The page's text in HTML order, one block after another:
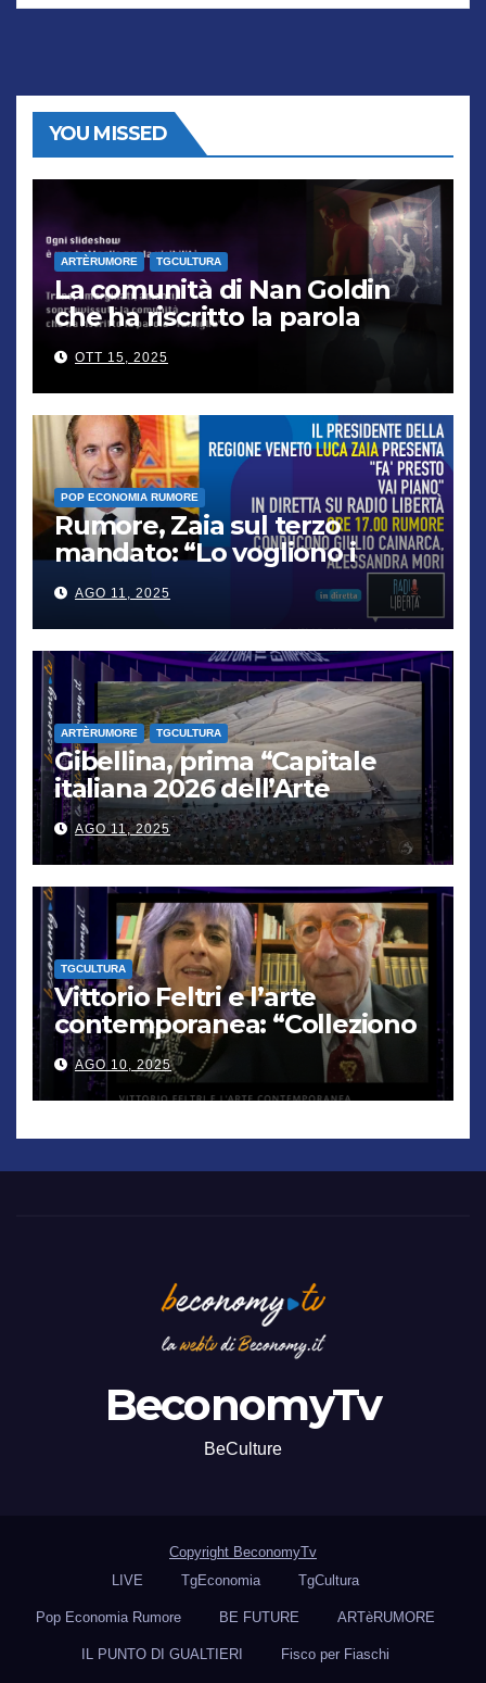
YOU MISSED
ARTÈRUMORE TGCULTURA
La comunità di Nan Goldin
che ha riscritto la parola
“famiglia”
OTT 15, 2025
POP ECONOMIA RUMORE
Rumore, Zaia sul terzo
mandato: “Lo vogliono i
cittadini, chi non lo capisce
verrà punito”
AGO 11, 2025
ARTÈRUMORE TGCULTURA
Gibellina, prima “Capitale
italiana 2026 dell’Arte
contemporanea”
AGO 11, 2025
TGCULTURA
Vittorio Feltri e l’arte
contemporanea: “Colleziono
De Chirico. Cattelan? Un
genio”
AGO 10, 2025
BeconomyTv
BeCulture
Copyright BeconomyTv
LIVE
TgEconomia TgCultura
Pop Economia Rumore BE FUTURE ARTèRUMORE
IL PUNTO DI GUALTIERI Fisco per Fiaschi